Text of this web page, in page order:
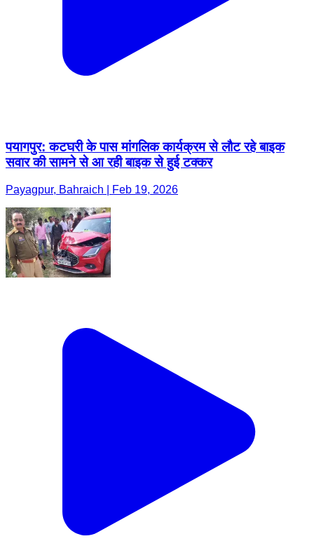
पयागपुर: कटघरी के पास मांगलिक कार्यक्रम से लौट रहे बाइक
सवार की सामने से आ रही बाइक से हुई टक्कर
Payagpur, Bahraich | Feb 19, 2026